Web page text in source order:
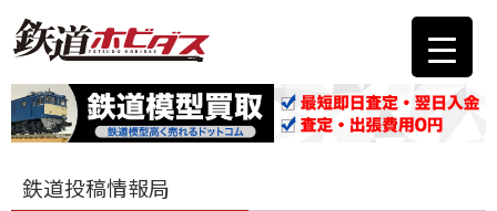
鉄道投稿情報局